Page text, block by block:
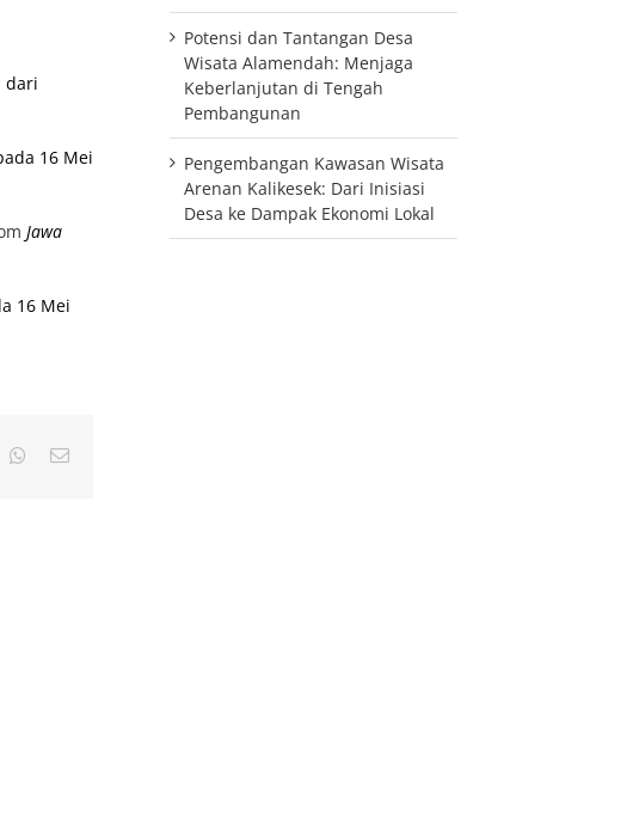
dari
16 Mei
Jawa
16 Mei
Whatsapp
Email
Potensi dan Tantangan Desa
Wisata Alamendah: Menjaga
Keberlanjutan di Tengah
Pembangunan
Pengembangan Kawasan Wisata
Arenan Kalikesek: Dari Inisiasi
Desa ke Dampak Ekonomi Lokal